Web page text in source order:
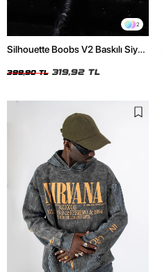
2
Silhouette Boobs V2 Baskılı Siyah
399,90 TL 319,92 TL